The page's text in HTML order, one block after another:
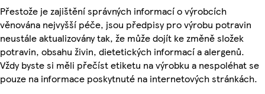
Přestože je zajištění správných informací o výrobcích
věnována nejvyšší péče, jsou předpisy pro výrobu potravin
neustále aktualizovány tak, že může dojít ke změně složek
potravin, obsahu živin, dietetických informací a alergenů.
Vždy byste si měli přečíst etiketu na výrobku a nespoléhat se
pouze na informace poskytnuté na internetových stránkách.